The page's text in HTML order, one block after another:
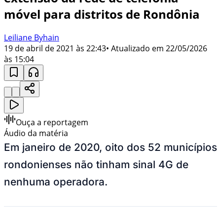
móvel para distritos de Rondônia
Leiliane Byhain
19 de abril de 2021 às 22:43• Atualizado em 22/05/2026
às 15:04
Ouça a reportagem
Áudio da matéria
Em janeiro de 2020, oito dos 52 municípios
rondonienses não tinham sinal 4G de
nenhuma operadora.